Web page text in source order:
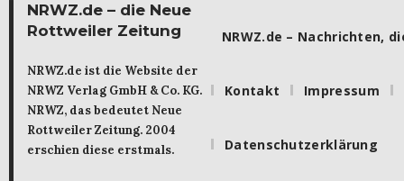
NRWZ.de – die Neue
Rottweiler Zeitung
NRWZ.de ist die Website der
NRWZ Verlag GmbH & Co. KG.
NRWZ, das bedeutet Neue
Rottweiler Zeitung. 2004
erschien diese erstmals.
NRWZ.de – Nachrichten,
Kontakt Impressum
Datenschutzerklärung